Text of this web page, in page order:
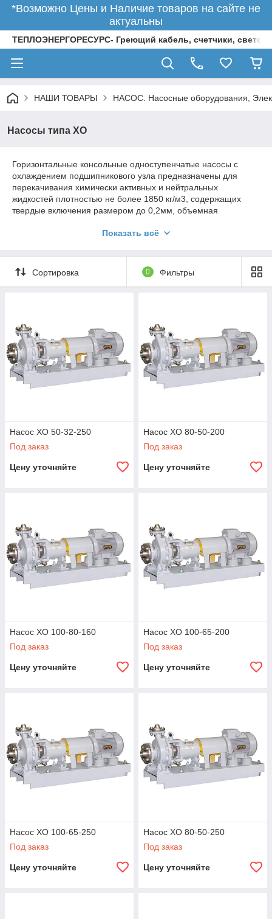
*Возможно Цены и Наличие товаров на сайте не
актуальны
ТЕПЛОЭНЕРГОРЕСУРС- Греющий кабель, счетчики,
НАШИ ТОВАРЫ НАСОС. Насосные оборудования,
Насосы типа ХО
Горизонтальные консольные одноступенчатые насосы с
охлаждением подшипникового узла предназначены для
перекачивания химически активных и нейтральных
жидкостей плотностью не более 1850 кг/м3, содержащих
твердые включения размером до 0,2мм, объемная
перекачиваемых жидкостей от 273 до 523 К (от 0 до 250С), в
поставляются с рубашкой обогрева на корпусе). Уплотнение
- мягкий сальник или торцовое. Насосы могут поставляться
для взрыва и пожароопасных производств.
Показать всё
Сортировка 0 Фильтры
Насос ХО 50-32-250
Под заказ
Цену уточняйте
Насос ХО 80-50-200
Под заказ
Цену уточняйте
Насос ХО 100-80-160
Под заказ
Цену уточняйте
Насос ХО 100-65-200
Под заказ
Цену уточняйте
Насос ХО 100-65-250
Под заказ
Цену уточняйте
Насос ХО 80-50-250
Под заказ
Цену уточняйте